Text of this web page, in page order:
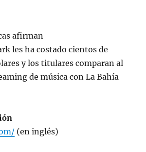
afirman
les ha costado cientos de
y los titulares comparan al
de música con La Bahía
(en inglés)